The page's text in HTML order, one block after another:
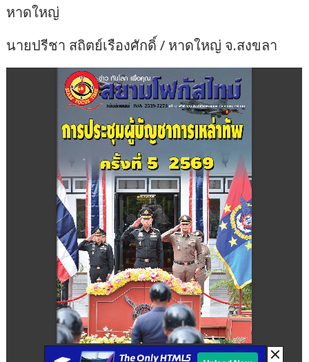
หาดใหญ่
นายปรีชา สถิตย์เรืองศักดิ์ / หาดใหญ่ จ.สงขลา